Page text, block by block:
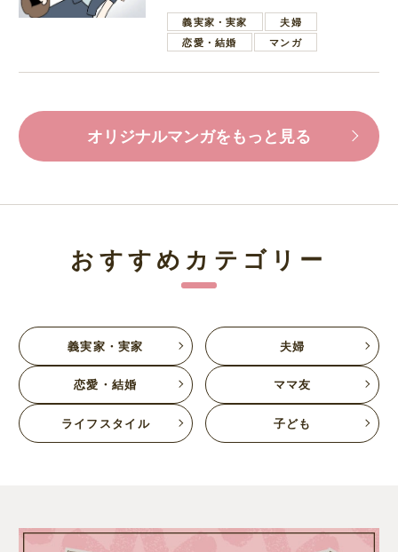
葉で励ます夫
義実家・実家
夫婦
恋愛・結婚
マンガ
オリジナルマンガをもっと見る
おすすめカテゴリー
義実家・実家 夫婦
恋愛・結婚 ママ友
ライフスタイル 子ども